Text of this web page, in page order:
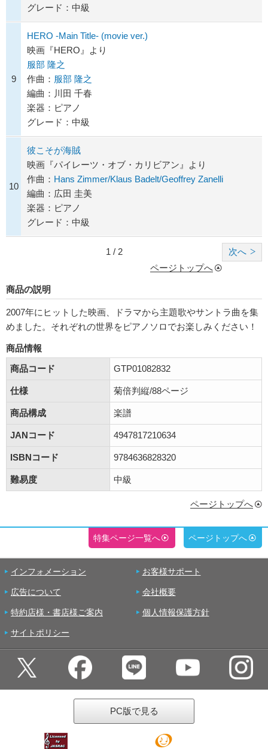
グレード：中級
9
HERO -Main Title- (movie ver.)
映画『HERO』より
服部 隆之
作曲： 服部 隆之
編曲：川田 千春
楽器：ピアノ
グレード：中級
10
彼こそが海賊
映画『パイレーツ・オブ・カリビアン』より
作曲： Hans Zimmer/Klaus Badelt/Geoffrey Zanelli
編曲：広田 圭美
楽器：ピアノ
グレード：中級
次へ
1 / 2
ページトップへ
商品の説明
2007年にヒットした映画、ドラマから主題歌やサントラ曲を集
めました。それぞれの世界をピアノソロでお楽しみください！
商品情報
商品コード
GTP01082832
仕様 菊倍判縦/88ページ
商品構成 楽譜
JANコード 4947817210634
ISBNコード 9784636828320
難易度 中級
ページトップへ
特集ページ一覧へ ページトップへ
インフォメーション お客様サポート
広告について 会社概要
特約店様・書店様ご案内 個人情報保護方針
サイトポリシー
PC版で見る